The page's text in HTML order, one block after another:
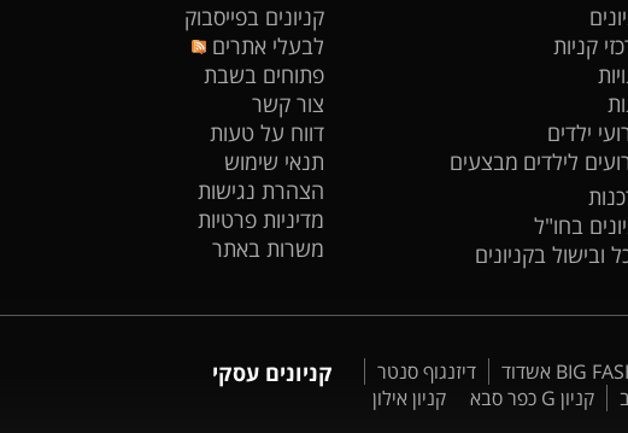
קניות
ילדים
לילדים מבצעים
בחו"ל
ובישול בקניונים
קניונים בפייסבוק
לבעלי אתרים
פתוחים בשבת
צור קשר
דווח על טעות
תנאי שימוש
הצהרת נגישות
מדיניות פרטיות
משרות באתר
דיזנגוף סנטר
קניון G כפר סבא קניון אילון
קניונים עסקי